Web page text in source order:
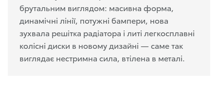
брутальним виглядом: масивна форма,
динамічні лінії, потужні бампери, нова
зухвала решітка радіатора і литі легкосплавні
колісні диски в новому дизайні — саме так
виглядає нестримна сила, втілена в металі.